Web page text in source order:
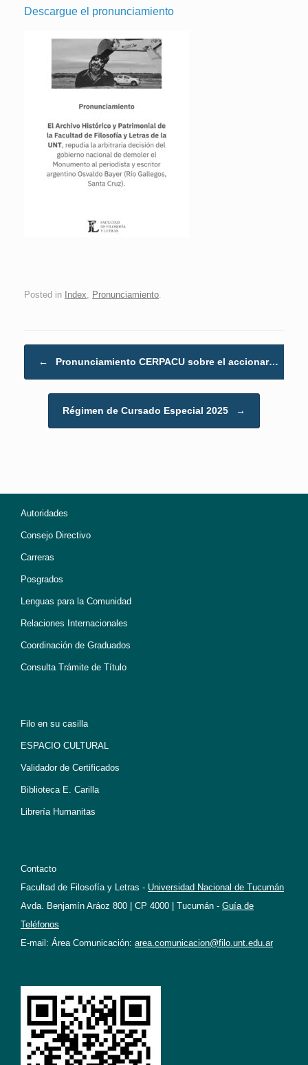
Descargue el pronunciamiento
Posted in Index Pronunciamiento
← Pronunciamiento CERPACU sobre el accionar…
Régimen de Cursado Especial 2025 →
Autoridades
Consejo Directivo
Carreras
Posgrados
Lenguas para la Comunidad
Relaciones Internacionales
Coordinación de Graduados
Consulta Trámite de Título
Filo en su casilla
ESPACIO CULTURAL
Validador de Certificados
Biblioteca E. Carilla
Librería Humanitas
Contacto
Facultad de Filosofía y Letras - Universidad Nacional de Tucumán
Avda. Benjamín Aráoz 800 | CP 4000 | Tucumán - Guía de
Teléfonos
E-mail: Área Comunicación: area.comunicacion@filo.unt.edu.ar